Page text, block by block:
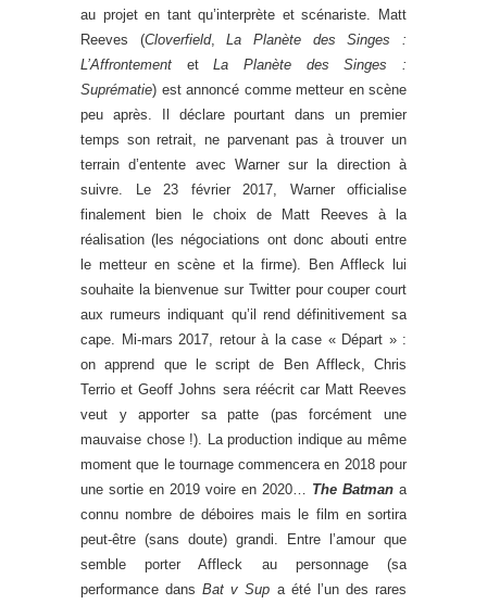
au projet en tant qu’interprète et scénariste. Matt
Reeves (Cloverfield,La Planète des Singes :
L’Affrontement etLa Planète des Singes :
Suprématie) est annoncé comme metteur en scène
peu après. Il déclare pourtant dans un premier
temps son retrait, ne parvenant pas à trouver un
terrain d’entente avec Warner sur la direction à
suivre. Le 23 février 2017, Warner officialise
finalement bien le choix de Matt Reeves à la
réalisation (les négociations ont donc abouti entre
le metteur en scène et la firme). Ben Affleck lui
souhaite la bienvenue sur Twitter pour couper court
aux rumeurs indiquant qu’il rend définitivement sa
cape. Mi-mars 2017, retour à la case « Départ » :
on apprend que le script de Ben Affleck, Chris
Terrio et Geoff Johns sera réécrit car Matt Reeves
veut y apporter sa patte (pas forcément une
mauvaise chose !). La production indique au même
moment que le tournage commencera en 2018 pour
une sortie en 2019 voire en 2020… The Batman a
connu nombre de déboires mais le film en sortira
peut-être (sans doute) grandi. Entre l’amour que
semble porter Affleck au personnage (sa
performance dansBat v Sup a été l’un des rares